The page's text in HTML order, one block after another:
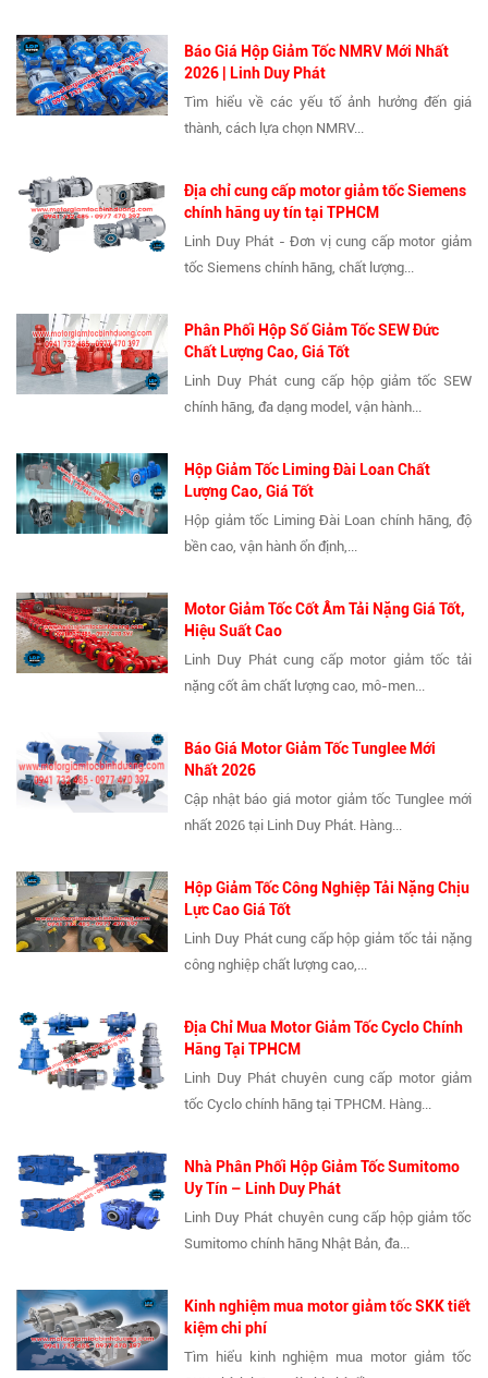
Báo Giá Hộp Giảm Tốc NMRV Mới Nhất
2026 | Linh Duy Phát
Tìm hiểu về các yếu tố ảnh hưởng đến giá
thành, cách lựa chọn NMRV...
Địa chỉ cung cấp motor giảm tốc Siemens
chính hãng uy tín tại TPHCM
Linh Duy Phát - Đơn vị cung cấp motor giảm
tốc Siemens chính hãng, chất lượng...
Phân Phối Hộp Số Giảm Tốc SEW Đức
Chất Lượng Cao, Giá Tốt
Linh Duy Phát cung cấp hộp giảm tốc SEW
chính hãng, đa dạng model, vận hành...
Hộp Giảm Tốc Liming Đài Loan Chất
Lượng Cao, Giá Tốt
Hộp giảm tốc Liming Đài Loan chính hãng, độ
bền cao, vận hành ổn định,...
Motor Giảm Tốc Cốt Âm Tải Nặng Giá Tốt,
Hiệu Suất Cao
Linh Duy Phát cung cấp motor giảm tốc tải
nặng cốt âm chất lượng cao, mô-men...
Báo Giá Motor Giảm Tốc Tunglee Mới
Nhất 2026
Cập nhật báo giá motor giảm tốc Tunglee mới
nhất 2026 tại Linh Duy Phát. Hàng...
Hộp Giảm Tốc Công Nghiệp Tải Nặng Chịu
Lực Cao Giá Tốt
Linh Duy Phát cung cấp hộp giảm tốc tải nặng
công nghiệp chất lượng cao,...
Địa Chỉ Mua Motor Giảm Tốc Cyclo Chính
Hãng Tại TPHCM
Linh Duy Phát chuyên cung cấp motor giảm
tốc Cyclo chính hãng tại TPHCM. Hàng...
Nhà Phân Phối Hộp Giảm Tốc Sumitomo
Uy Tín – Linh Duy Phát
Linh Duy Phát chuyên cung cấp hộp giảm tốc
Sumitomo chính hãng Nhật Bản, đa...
Kinh nghiệm mua motor giảm tốc SKK tiết
kiệm chi phí
Tìm hiểu kinh nghiệm mua motor giảm tốc